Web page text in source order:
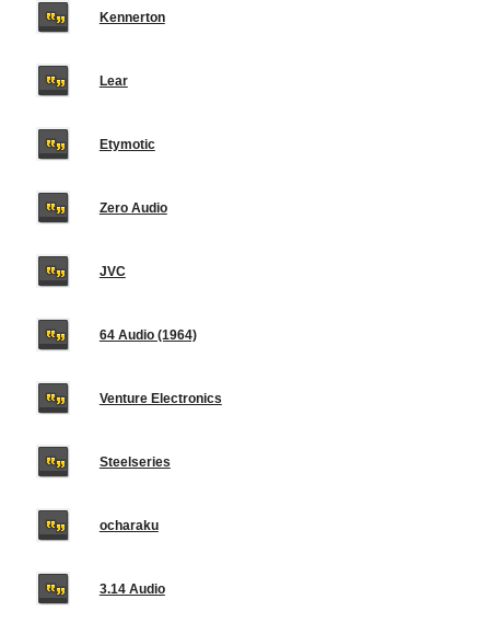
Kennerton
Lear
Etymotic
Zero Audio
JVC
64 Audio (1964)
Venture Electronics
Steelseries
ocharaku
3.14 Audio